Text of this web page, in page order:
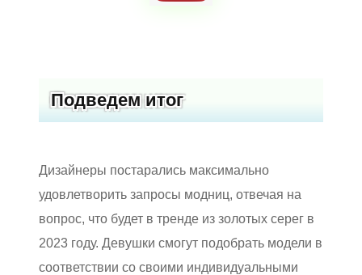
Подведем итог
Дизайнеры постарались максимально
удовлетворить запросы модниц, отвечая на
вопрос, что будет в тренде из золотых серег в
2023 году. Девушки смогут подобрать модели в
соответствии со своими индивидуальными